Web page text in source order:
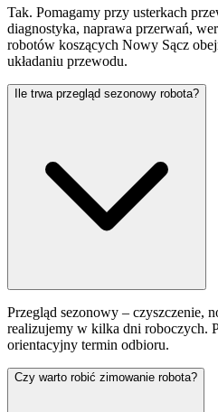
Tak. Pomagamy przy usterkach
diagnostyka, naprawa przerwań,
robotów koszących Nowy Sącz
układaniu przewodu.
Ile trwa przegląd sezonowy robota?
Przegląd sezonowy – czyszczenie,
realizujemy w kilka dni roboczych.
orientacyjny termin odbioru.
Czy warto robić zimowanie robota?